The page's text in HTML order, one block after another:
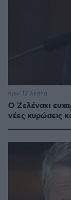
Ο Ζελένσκι
νέες κυρώσεις
πριν 12 λεπτά